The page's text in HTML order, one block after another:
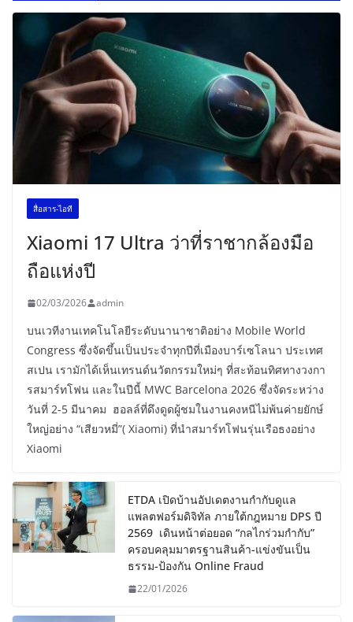
สื่อสาร-ไอที
Xiaomi 17 Ultra ว่าที่ราชากล้องมือ
ถือแห่งปี
02/03/2026 admin
บนเวทีงานเทคโนโลยีระดับนานาชาติอย่าง Mobile World
Congress ซึ่งจัดขึ้นเป็นประจำทุกปีที่เมืองบาร์เซโลนา ประเทศ
สเปน เรามักได้เห็นเทรนด์นวัตกรรมใหม่ๆ ที่สะท้อนทิศทางวงกา
รสมาร์ทโฟน และในปีนี้ MWC Barcelona 2026 ซึ่งจัดระหว่าง
วันที่ 2-5 มีนาคม ฮอลล์ที่ดึงดูดผู้ชมในงานคงหนีไม่พ้นค่ายยักษ์
ใหญ่อย่าง “เสียวหมี่”( Xiaomi) ที่นำสมาร์ทโฟนรุ่นเรือธงอย่าง
Xiaomi
ETDA เปิดบ้านอัปเดตงานกำกับดูแล
แพลตฟอร์มดิจิทัล ภายใต้กฎหมาย DPS ปี
2569 เดินหน้าต่อยอด “กลไกร่วมกำกับ”
ครอบคลุมมาตรฐานสินค้า-แข่งขันเป็น
ธรรม-ป้องกัน Online Fraud
22/01/2026